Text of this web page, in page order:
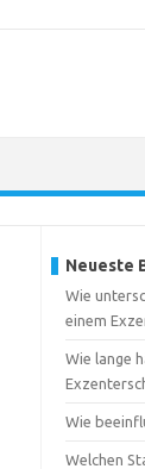
Neueste
Wie
einem
Wie lange
Wie
Welchen